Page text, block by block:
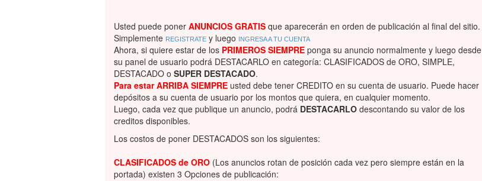
Usted puede poner ANUNCIOS GRATIS que aparecerán en orden de publicación al final del sitio.
Simplemente REGISTRATE y luego INGRESA A TU CUENTA
Ahora, si quiere estar de los PRIMEROS SIEMPRE ponga su anuncio normalmente y luego desde
su panel de usuario podrá DESTACARLO en categoría: CLASIFICADOS de ORO, SIMPLE,
DESTACADO o SUPER DESTACADO.
Para estar ARRIBA SIEMPRE usted debe tener CREDITO en su cuenta de usuario. Puede hacer
depósitos a su cuenta de usuario por los montos que quiera, en cualquier momento.
Luego, cada vez que publique un anuncio, podrá DESTACARLO descontando su valor de los
creditos disponibles.
Los costos de poner DESTACADOS son los siguientes:
CLASIFICADOS de ORO (Los anuncios rotan de posición cada vez pero siempre están en la
portada) existen 3 Opciones de publicación: